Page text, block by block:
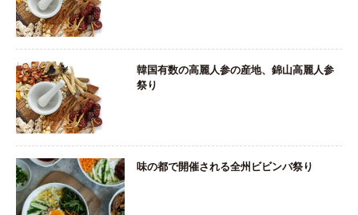
韓国有数の高麗人参の産地、錦山高麗人参
祭り
味の都で開催される全州ビビンバ祭り